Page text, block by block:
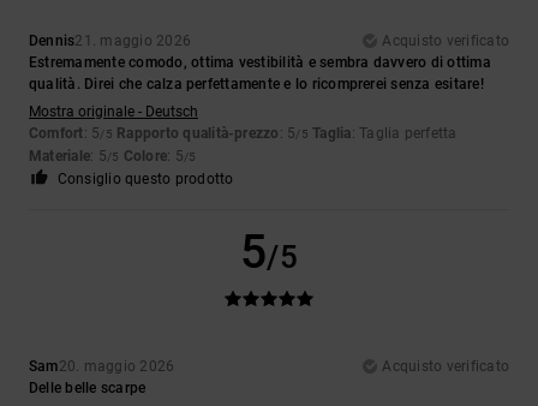
Dennis21. maggio 2026
Acquisto verificato
Estremamente comodo, ottima vestibilità e sembra davvero di ottima
qualità. Direi che calza perfettamente e lo ricomprerei senza esitare!
Mostra originale - Deutsch
Comfort: 5/5 Rapporto qualità-prezzo : 5/5 Taglia: Taglia perfetta
Materiale: 5/5 Colore: 5/5
Consiglio questo prodotto
5/5
Sam20. maggio 2026
Acquisto verificato
Delle belle scarpe